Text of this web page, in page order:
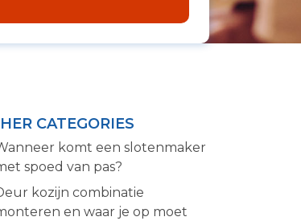
CATEGORIES
komt een slotenmaker
spoed van pas?
kozijn combinatie
en waar je op moet